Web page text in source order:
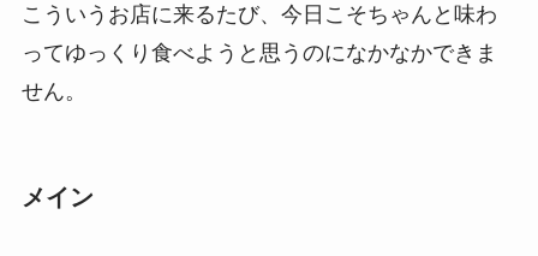
こういうお店に来るたび、今日こそちゃんと味わ
ってゆっくり食べようと思うのになかなかできま
せん。
メイン